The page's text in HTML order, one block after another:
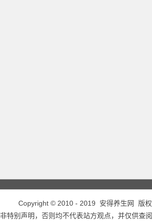
Copyright © 2010 - 2019 安得养生网 版
特别声明，否则均不代表站方观点，并仅供查